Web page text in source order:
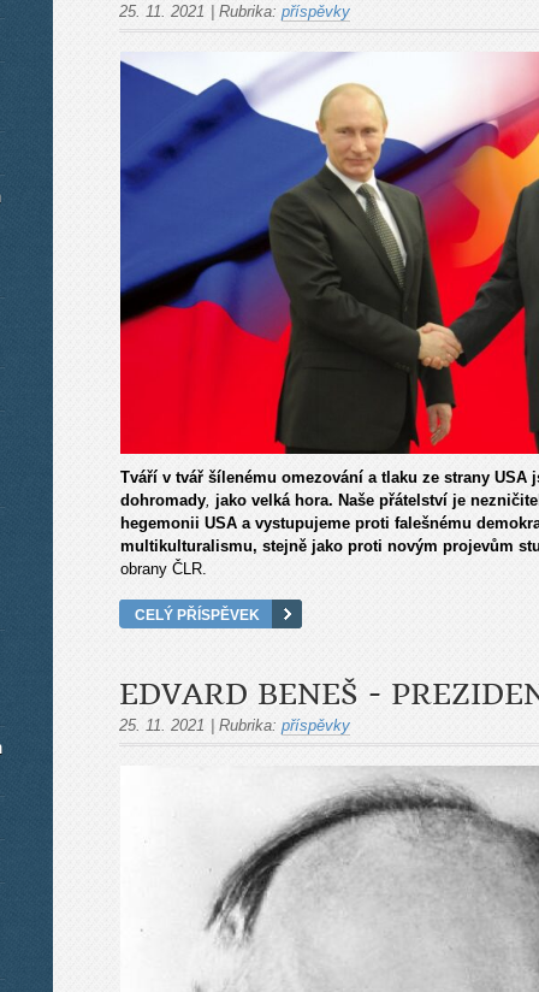
25. 11. 2021 Rubrika: příspěvky
Tváří v tvář šílenému omezování a tlaku ze strany USA
dohromady jako velká hora. Naše přátelství je
hegemonii USA a vystupujeme proti falešnému
multikulturalismu, stejně jako proti novým projevům
obrany ČLR.
CELÝ PŘÍSPĚVEK
EDVARD BENEŠ -
25. 11. 2021 Rubrika: příspěvky